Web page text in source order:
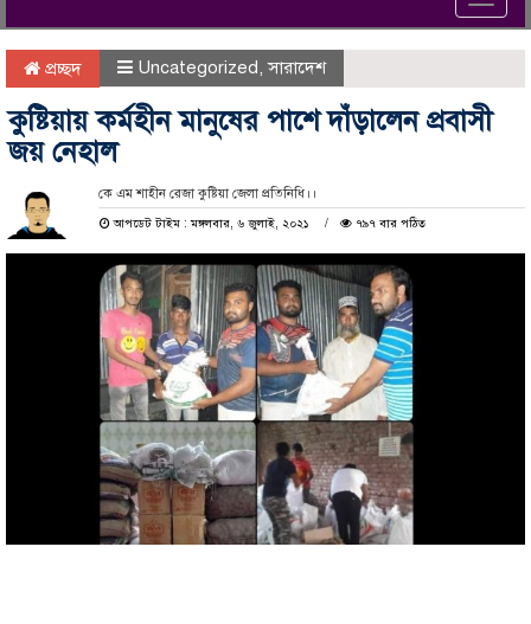
প্রচ্ছদ Uncategorized,সারাদেশ
কুষ্টিয়ায় কর্মহীন মানুষের পাশে দাঁড়ালেন প্রবাসী
জয় নেহাল
কে এম শাহীন রেজা কুষ্টিয়া জেলা প্রতিনিধি।।
আপডেট টাইম : মঙ্গলবার, ৬ জুলাই, ২০২১
৭৯৭ বার পঠিত